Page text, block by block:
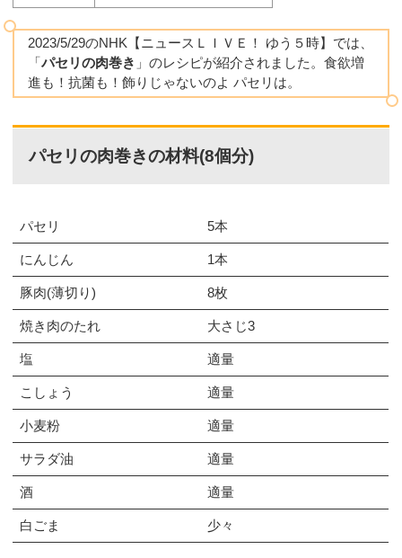
2023/5/29のNHK【ニュースＬＩＶＥ！ ゆう５時】では、
「パセリの肉巻き 」のレシピが紹介されました。食欲増
進も！抗菌も！飾りじゃないのよ パセリは。
パセリの肉巻きの材料(8個分)
パセリ 5本
にんじん 1本
豚肉(薄切り) 8枚
焼き肉のたれ 大さじ3
塩 適量
こしょう 適量
小麦粉 適量
サラダ油 適量
酒 適量
白ごま 少々